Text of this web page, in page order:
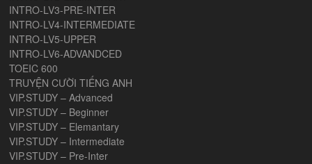
INTRO-LV3-PRE-INTER
INTRO-LV4-INTERMEDIATE
INTRO-LV5-UPPER
INTRO-LV6-ADVANDCED
TOEIC 600
TRUYỆN CƯỜI TIẾNG ANH
VIP.STUDY – Advanced
VIP.STUDY – Beginner
VIP.STUDY – Elemantary
VIP.STUDY – Intermediate
VIP.STUDY – Pre-Inter